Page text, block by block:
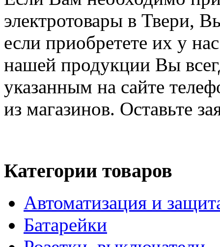
электротовары в Твери,
если приобретете их у
нашей продукции Вы
указанным на сайте
из магазинов. Оставьте
Категории товаров
Автоматизация и
Батарейки